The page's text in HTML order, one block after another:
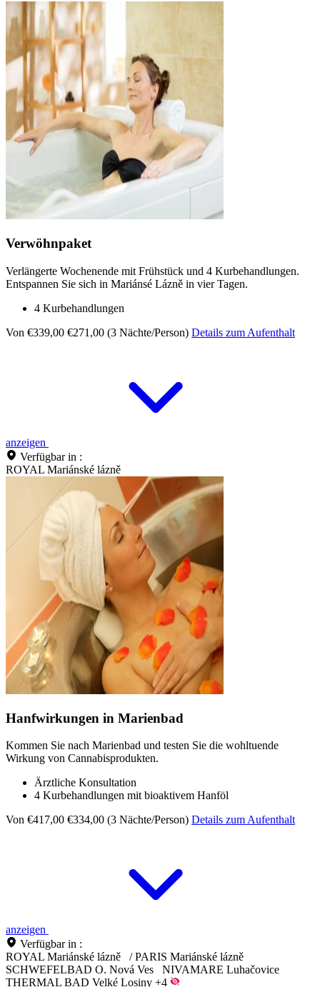
Verwöhnpaket
Verlängerte Wochenende mit Frühstück und 4 Kurbehandlungen.
Entspannen Sie sich in Mariánsé Lázně in vier Tagen.
4 Kurbehandlungen
Von €339,00 €271,00 (3 Nächte/Person) Details zum Aufenthalt
anzeigen
Verfügbar in :
ROYAL Mariánské lázně
Hanfwirkungen in Marienbad
Kommen Sie nach Marienbad und testen Sie die wohltuende
Wirkung von Cannabisprodukten.
Ärztliche Konsultation
4 Kurbehandlungen mit bioaktivem Hanföl
Von €417,00 €334,00 (3 Nächte/Person) Details zum Aufenthalt
anzeigen
Verfügbar in :
ROYAL Mariánské lázně
/ PARIS Mariánské lázně
SCHWEFELBAD O. Nová Ves
NIVAMARE Luhačovice
THERMAL BAD Velké Losiny +4